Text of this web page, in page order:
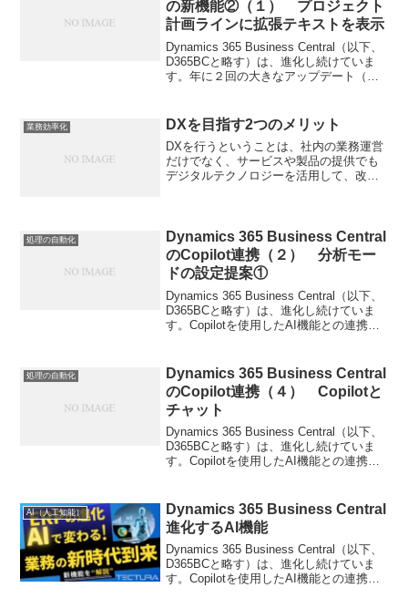
の新機能②（１） プロジェクト
計画ラインに拡張テキストを表示
Dynamics 365 Business Central（以下、
D365BCと略す）は、進化し続けていま
す。年に２回の大きなアップデート（リ
D365BC本体の機能改善の...
業務効率化 DXを目指す2つのメリット
DXを行うということは、社内の業務運営
だけでなく、サービスや製品の提供でも
デジタルテクノロジーを活用して、改善
す。 データという...
処理の自動化
Dynamics 365 Business Central
のCopilot連携（２） 分析モー
ドの設定提案①
Dynamics 365 Business Central（以下、
D365BCと略す）は、進化し続けていま
す。Copilotを使用したAI機能との連携も
ついて...
処理の自動化
Dynamics 365 Business Central
のCopilot連携（４） Copilotと
チャット
Dynamics 365 Business Central（以下、
D365BCと略す）は、進化し続けていま
す。Copilotを使用したAI機能との連携が
ついて...
AI（人工知能）
Dynamics 365 Business Central
進化するAI機能
Dynamics 365 Business Central（以下、
D365BCと略す）は、進化し続けていま
す。Copilotを使用したAI機能との連携も